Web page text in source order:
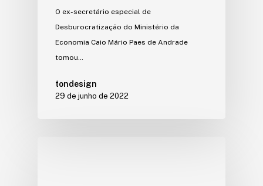
O ex-secretário especial de
Desburocratização do Ministério da
Economia Caio Mário Paes de Andrade
tomou…
tondesign
29 de junho de 2022